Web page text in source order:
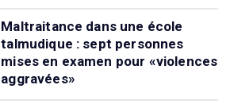
Maltraitance dans une école
talmudique : sept personnes
mises en examen pour «violences
aggravées»